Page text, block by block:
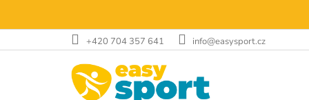
obsah
+420 704 357 641 info@easysport.cz